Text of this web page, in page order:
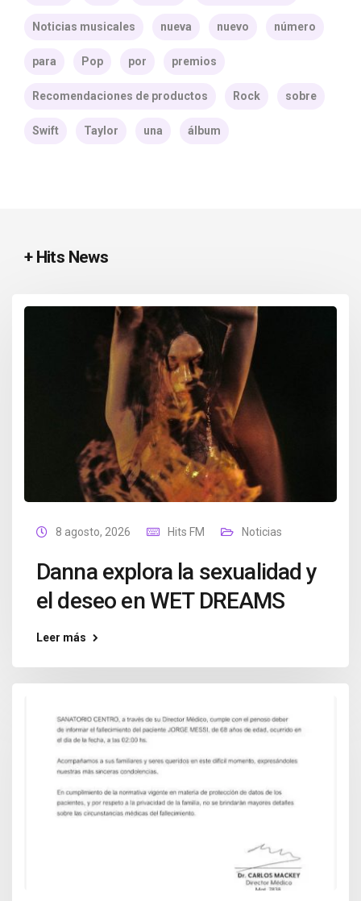
Noticias musicales nueva nuevo número
para Pop por premios
Recomendaciones de productos Rock sobre
Swift Taylor una álbum
+ Hits News
8 agosto, 2026 Hits FM Noticias
Danna explora la sexualidad y
el deseo en WET DREAMS
Leer más